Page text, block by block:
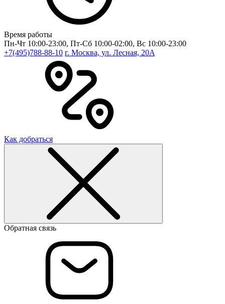
Время работы
Пн-Чт 10:00-23:00, Пт-Сб 10:00-02:00, Вс 10:00-23:00
+7(495)788-88-10 г. Москва, ул. Лесная, 20A
Как добраться
Обратная связь